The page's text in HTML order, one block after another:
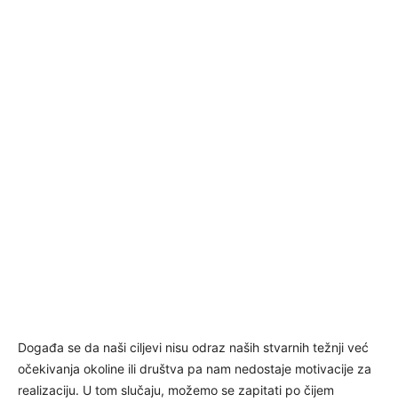
Događa se da naši ciljevi nisu odraz naših stvarnih težnji već
očekivanja okoline ili društva pa nam nedostaje motivacije za
realizaciju. U tom slučaju, možemo se zapitati po čijem